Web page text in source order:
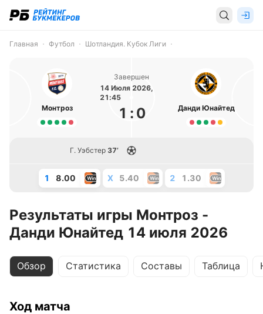
Главная Футбол Шотландия. Кубок Лиги
Монтроз
Завершен
14 Июля 2026,
21:45
1 : 0 Данди Юнайтед
Г. Уэбстер 37’
1 8.00 X 5.40 2 1.30
Результаты игры Монтроз -
Данди Юнайтед 14 июля 2026
Обзор Статистика Составы Таблица
Ход матча